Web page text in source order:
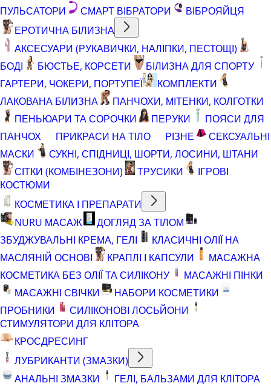
ПУЛЬСАТОРИ СМАРТ ВІБРАТОРИ
ВІБРОЯЙЦЯ
ЕРОТИЧНА БІЛИЗНА
АКСЕСУАРИ (РУКАВИЧКИ, НАЛІПКИ, ПЕСТОЩІ)
БОДІ
БЮСТЬЕ, КОРСЕТИ
БІЛИЗНА ДЛЯ СПОРТУ
ГАРТЕРИ, ЧОКЕРИ, ПОРТУПЕЇ
КОМПЛЕКТИ
ЛАКОВАНА БІЛИЗНА
ПАНЧОХИ, МІТЕНКИ, КОЛГОТКИ
ПЕНЬЮАРИ ТА СОРОЧКИ
ПЕРУКИ
ПОЯСИ ДЛЯ
ПАНЧОХ
ПРИКРАСИ НА ТІЛО РІЗНЕ
СЕКСУАЛЬНІ
МАСКИ
СУКНІ, СПІДНИЦІ, ШОРТИ, ЛОСИНИ, ШТАНИ
СІТКИ (КОМБІНЕЗОНИ)
ТРУСИКИ
ІГРОВІ
КОСТЮМИ
КОСМЕТИКА І ПРЕПАРАТИ
NURU МАСАЖ
ДОГЛЯД ЗА ТІЛОМ
ЗБУДЖУВАЛЬНІ КРЕМА, ГЕЛІ
КЛАСИЧНІ ОЛІЇ НА
МАСЛЯНІЙ ОСНОВІ
КРАПЛІ І КАПСУЛИ
МАСАЖНА
КОСМЕТИКА БЕЗ ОЛІЇ ТА СИЛІКОНУ
МАСАЖНІ ПІНКИ
МАСАЖНІ СВІЧКИ
НАБОРИ КОСМЕТИКИ
ПРОБНИКИ
СИЛІКОНОВІ ЛОСЬЙОНИ
СТИМУЛЯТОРИ ДЛЯ КЛІТОРА
КРОСДРЕСИНГ
ЛУБРИКАНТИ (ЗМАЗКИ)
АНАЛЬНІ ЗМАЗКИ
ГЕЛІ, БАЛЬЗАМИ ДЛЯ КЛІТОРА